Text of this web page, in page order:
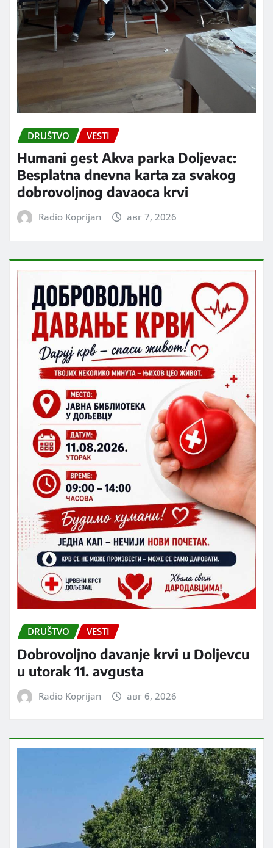
DRUŠTVO VESTI
Humani gest Akva parka Doljevac:
Besplatna dnevna karta za svakog
dobrovoljnog davaoca krvi
Radio Koprijan авг 7, 2026
DRUŠTVO VESTI
Dobrovoljno davanje krvi u Doljevcu
u utorak 11. avgusta
Radio Koprijan авг 6, 2026